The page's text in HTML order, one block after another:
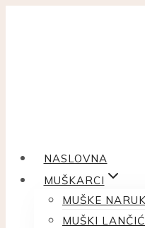
NASLOVNA
MUŠKARCI
MUŠKE
MUŠKI